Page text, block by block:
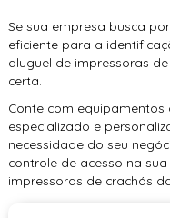
Se sua empresa busca
eficiente para a
aluguel de impressoras
certa.
Conte com
especializado e
necessidade do seu
controle de acesso na
impressoras de crachás